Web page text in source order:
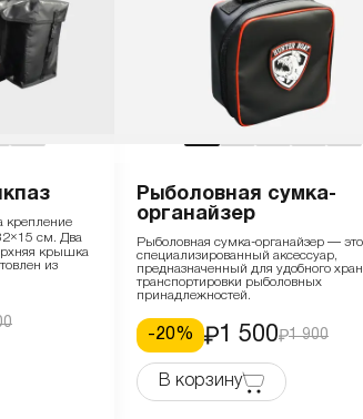
крепление
см. Два
крышка
из
Рыболовная сумка-
органайзер
Рыболовная сумка-органайзер — это
специализированный аксессуар,
предназначенный для удобного
транспортировки рыболовных
принадлежностей.
-20% 1 500 1 900
В корзину